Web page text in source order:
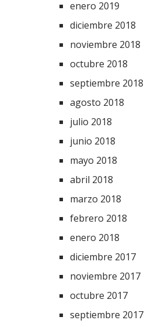
enero 2019
diciembre 2018
noviembre 2018
octubre 2018
septiembre 2018
agosto 2018
julio 2018
junio 2018
mayo 2018
abril 2018
marzo 2018
febrero 2018
enero 2018
diciembre 2017
noviembre 2017
octubre 2017
septiembre 2017